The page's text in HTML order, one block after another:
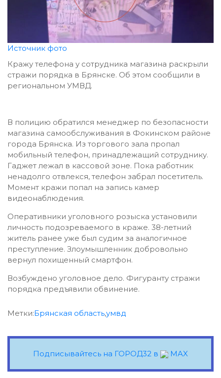
Источник фото
Кражу телефона у сотрудника магазина раскрыли
стражи порядка в Брянске. Об этом сообщили в
региональном УМВД.
В полицию обратился менеджер по безопасности
магазина самообслуживания в Фокинском районе
города Брянска. Из торгового зала пропал
мобильный телефон, принадлежащий сотруднику.
Гаджет лежал в кассовой зоне. Пока работник
ненадолго отвлекся, телефон забрал посетитель.
Момент кражи попал на запись камер
видеонаблюдения.
Оперативники уголовного розыска установили
личность подозреваемого в краже. 38-летний
житель ранее уже был судим за аналогичное
преступление. Злоумышленник добровольно
вернул похищенный смартфон.
Возбуждено уголовное дело. Фигуранту стражи
порядка предъявили обвинение.
Метки:Брянская область,умвд
Подписывайтесь на ГОРОД32 в MAX